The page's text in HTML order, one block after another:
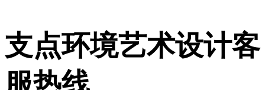
支点环境艺术设计客
服热线